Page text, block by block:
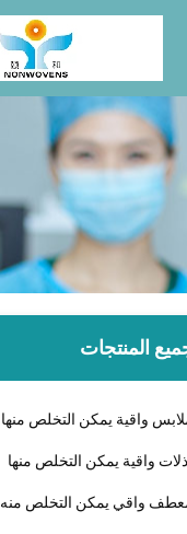
المنتجات
واقية يمكن التخلص منها
واقية يمكن التخلص منها
واقي يمكن التخلص منه